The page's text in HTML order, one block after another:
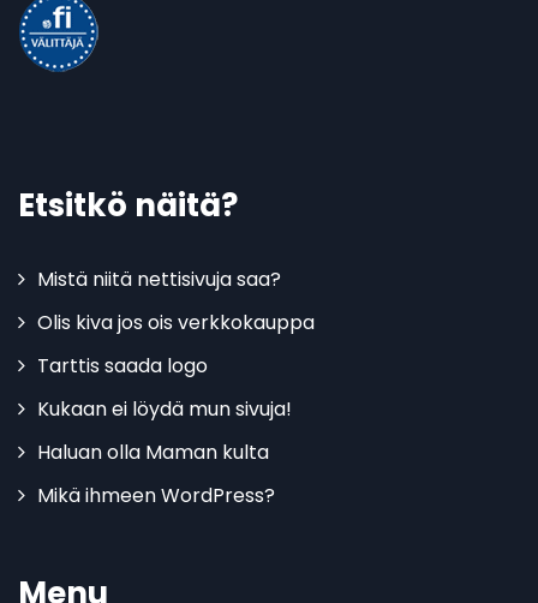
Etsitkö näitä?
Mistä niitä nettisivuja saa?
Olis kiva jos ois verkkokauppa
Tarttis saada logo
Kukaan ei löydä mun sivuja!
Haluan olla Maman kulta
Mikä ihmeen WordPress?
Menu